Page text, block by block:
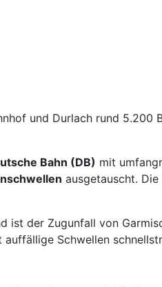
und Durlach rund 5.200
Bahn (DB) mit
ausgetauscht.
ist der Zugunfall von
Schwellen